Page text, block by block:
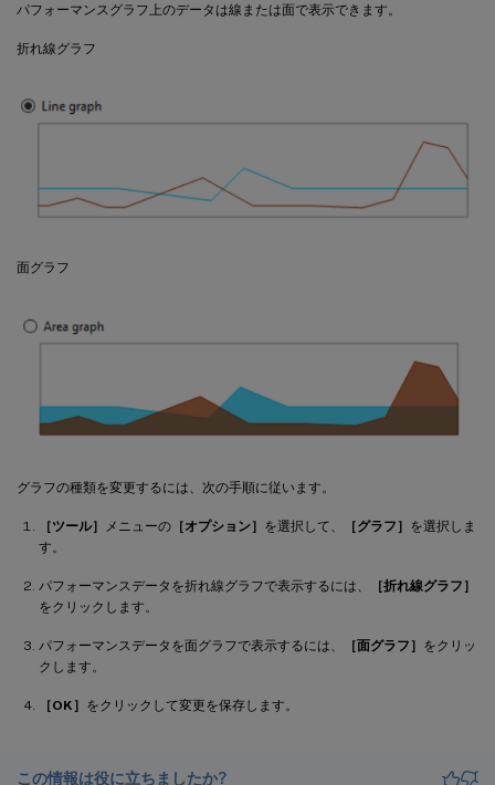
パフォーマンスグラフ上のデータは線または面で表示できます。
折れ線グラフ
面グラフ
グラフの種類を変更するには、次の手順に従います。
［ツール］ メニューの ［オプション］ を選択して、 ［グラフ］ を選択しま
す。
パフォーマンスデータを折れ線グラフで表示するには、
［折れ線グラフ］
をクリックします。
パフォーマンスデータを面グラフで表示するには、 ［面グラフ］ をクリッ
クします。
［OK］ をクリックして変更を保存します。
この情報は役に立ちましたか?